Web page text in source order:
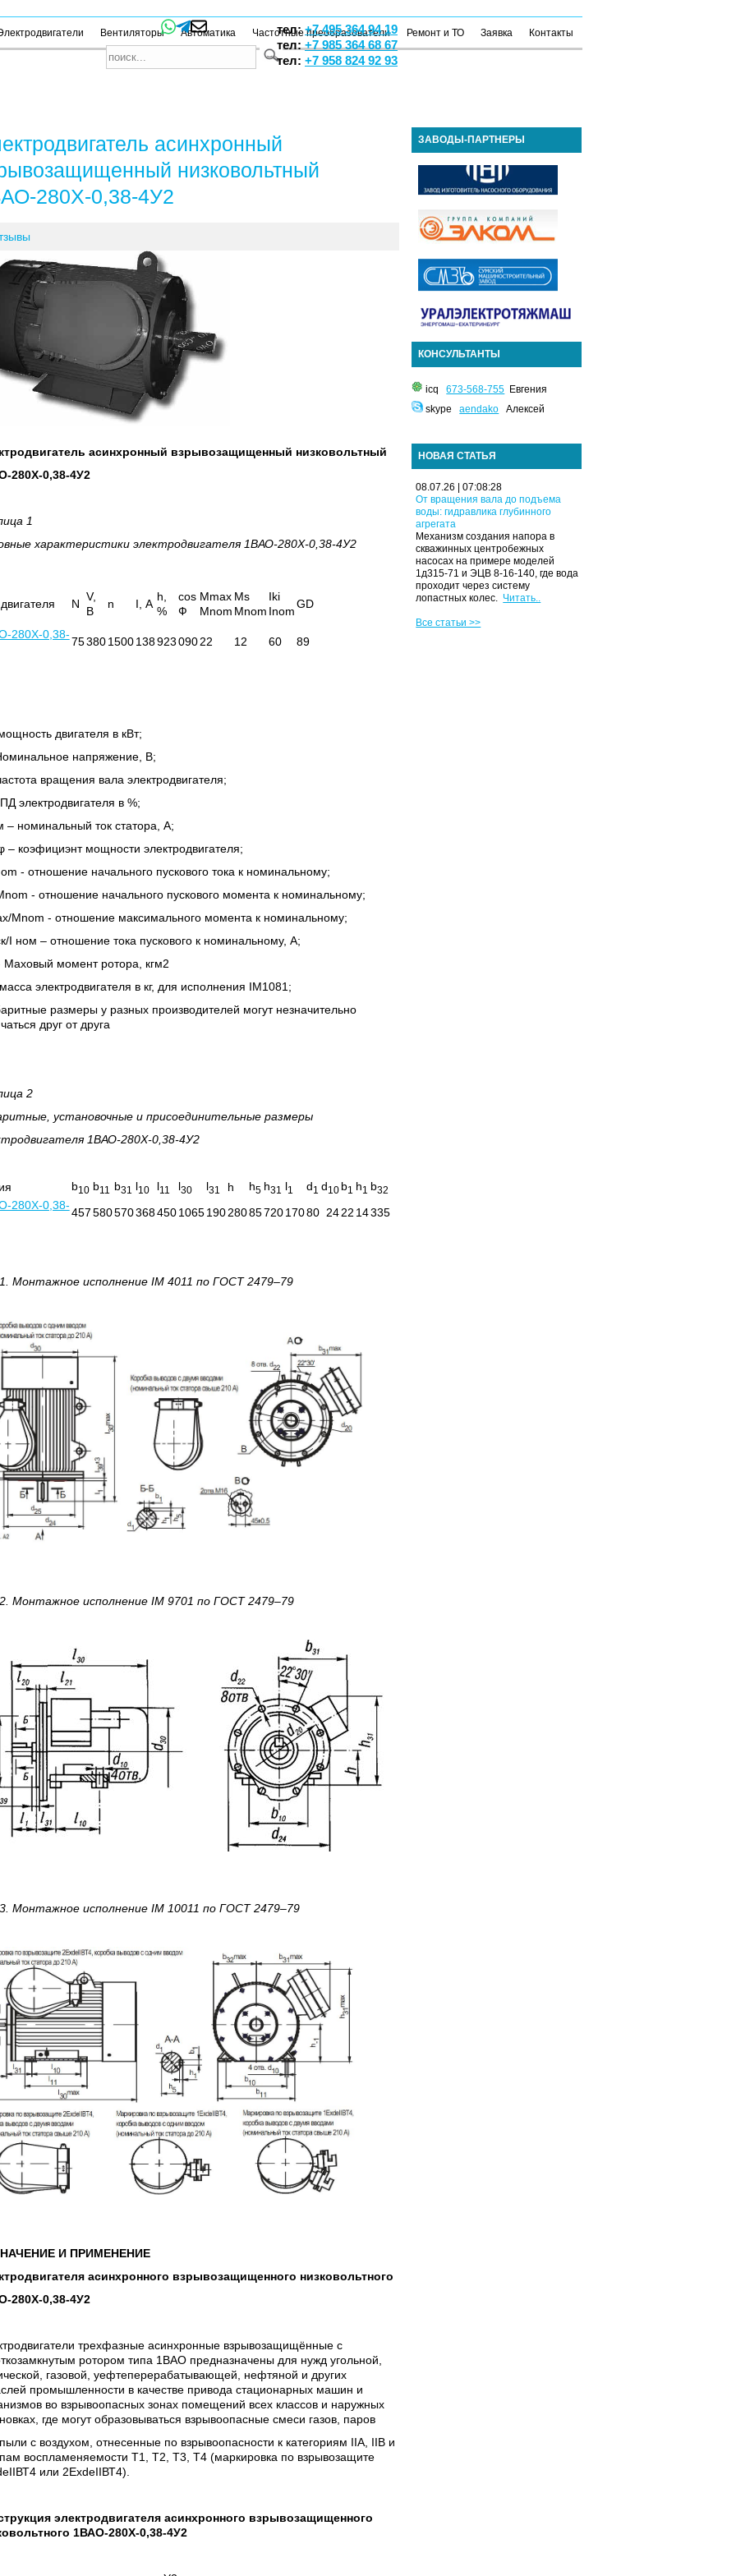
тел:+7 495 364 94 19
тел:+7 985 364 68 67
тел: +7 958 824 92 93
Вентиляторы Автоматика Частотные преобразователи Ремонт и ТО Заявка Контакты
асинхронный
низковольтный
280Х-0,38-4У2
асинхронный взрывозащищенный низковольтный
280Х-0,38-4У2
1
характеристики электродвигателя 1ВАО-280Х-0,38-4У2
N
V,
В
n I, А
h
%
cos
Ф
Mmax
Mnom
Ms
Mnom
Iki
Inom
GD
280Х-0,38-
75380 1500 138923090 22 12 60 89
двигателя в кВт;
напряжение, В;
вращения вала электродвигателя;
электродвигателя в %;
– номинальный ток статора, А;
– коэфициэнт мощности электродвигателя;
- отношение начального пускового тока к номинальному;
- отношение начального пускового момента к номинальному;
Mnom - отношение максимального момента к номинальному;
I ном – отношение тока пускового к номинальному, А;
Маховый момент ротора, кгм2
электродвигателя в кг, для исполнения IM1081;
размеры у разных производителей могут незначительно
друг от друга
2
установочные и присоединительные размеры
1ВАО-280Х-0,38-4У2
b10 b11 b31 l10 l11 l30 l31 h h5 h31 l1 d1 d10 b1 h1 b32
280Х-0,38-
457580570368450 1065 190 28085720 17080 24 22 14335
Монтажное исполнение IM4011 по ГОСТ 2479–79
Монтажное исполнение IM 9701 по ГОСТ 2479–79
Монтажное исполнение IM 10011 по ГОСТ 2479–79
И ПРИМЕНЕНИЕ
асинхронного взрывозащищенного низковольтного
280Х-0,38-4У2
трехфазные асинхронные взрывозащищённые с
ротором типа 1ВАО предназначены для нужд угольной,
газовой, yефтеперерабатывающей, нефтяной и других
промышленности в качестве привода стационарных машин и
во взрывоопасных зонах помещений всех классов и наружных
где могут образовываться взрывоопасные смеси газов, паров
с воздухом, отнесенные по взрывоопасности к категориям IIА, IIВ и
воспламеняемости Т1, Т2, Т3, Т4 (маркировка по взрывозащите
или 2ЕхdeIIВТ4).
электродвигателя асинхронного взрывозащищенного
1ВАО-280Х-0,38-4У2
ЗАВОДЫ-ПАРТНЕРЫ
КОНСУЛЬТАНТЫ
icq673-568-755 Евгения
skypeaendako Алексей
НОВАЯ СТАТЬЯ
08.07.26 | 07:08:28
От вращения вала до подъема
воды: гидравлика глубинного
агрегата
Механизм создания напора в
скважинных центробежных
насосах на примере моделей
1д315-71 и ЭЦВ 8-16-140, где вода
проходит через систему
лопастных колес. Читать..
Все статьи >>